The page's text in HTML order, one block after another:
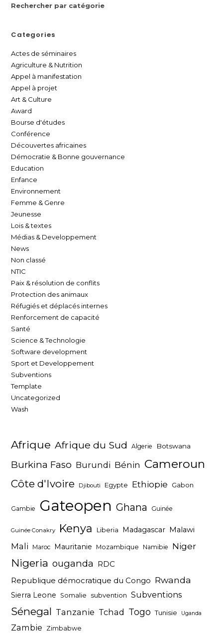
Rechercher par catégorie
Categories
Actes de séminaires
Agriculture & Nutrition
Appel à manifestation
Appel à projet
Art & Culture
Award
Bourse d'études
Conférence
Découvertes africaines
Démocratie & Bonne gouvernance
Education
Enfance
Environnement
Femme & Genre
Jeunesse
Lois & textes
Médias & Developpement
News
Non classé
NTIC
Paix & résolution de conflits
Protection des animaux
Réfugiés et déplacés internes
Renforcement de capacité
Santé
Science & Technologie
Software development
Sport et Developpement
Subventions
Template
Uncategorized
Wash
Afrique Afrique du Sud Algerie Botswana
Burkina Faso Burundi Bénin Cameroun
Côte d'Ivoire Djibouti Egypte Ethiopie Gabon
Gambie Gateopen Ghana Guinée
Guinée Conakry Kenya Liberia Madagascar Malawi
Mali Maroc Mauritanie Mozambique Namibie Niger
Nigeria ouganda
RDC
Republique démocratique du Congo Rwanda
Sierra Leone Somalie subvention Subventions
Sénegal Tanzanie Tchad Togo Tunisie Uganda
Zambie Zimbabwe